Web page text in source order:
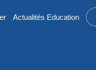
Actualités Education